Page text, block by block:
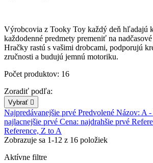
Výrobcovia z Tooky Toy každý deň hľadajú
každodenné predmety premeniť na
Hračky rastú s vašimi drobcami, podporujú
zručnosti a budujú jemnú motoriku.
Počet produktov: 16
Zoradiť podľa:
Vybrať 
Najpredávanejšie prvé Predvolené Názov: A -
najlacnejšie prvé Cena: najdrahšie prvé
Reference, Z to A
Zobrazuje sa 1-12 z 16 položiek
Aktívne filtre